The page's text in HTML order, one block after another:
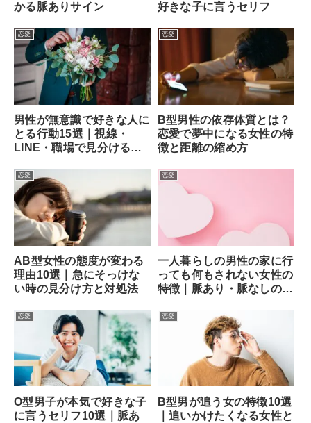
かる脈ありサイン
好きな子に言うセリフ
恋愛
男性が無意識で好きな人に
とる行動15選｜視線・
LINE・職場で見分ける方
恋愛
B型男性の依存体質とは？
恋愛で夢中になる女性の特
徴と距離の縮め方
恋愛
AB型女性の態度が変わる
理由10選｜急にそっけな
い時の見分け方と対処法
恋愛
一人暮らしの男性の家に行
っても何もされない女性の
特徴｜脈あり・脈なしの見
恋愛
O型男子が本気で好きな子
に言うセリフ10選｜脈あ
恋愛
B型男が追う女の特徴10選
｜追いかけたくなる女性と